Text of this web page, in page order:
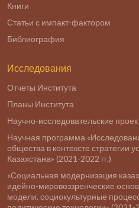
Книги
Статьи с импакт-фактором
Библиография
Исследования
Отчеты Института
Планы Института
Научно-исследовательские
Научная программа
общества в контексте стратегии
Казахстана» (2021-2022 гг.)
«Социальная модернизация
идейно-мировоззренческие
модели, социокультурные